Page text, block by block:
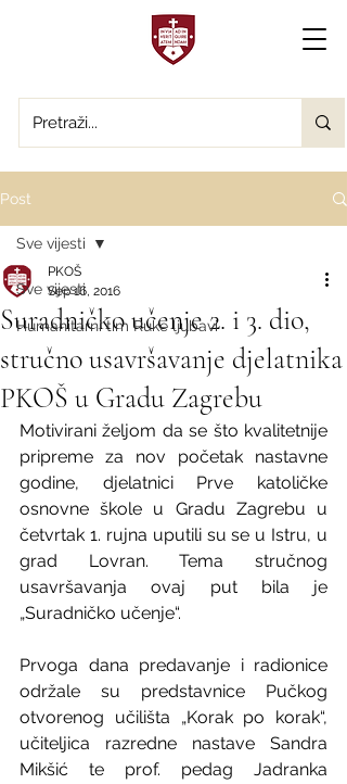
Post
Sve vijesti
Humanitarni tim Ruke ljubavi
Sve vijesti
Suradničko učenje 2. i 3. dio,
stručno usavršavanje djelatnika
PKOŠ u Gradu Zagrebu
PKOŠ
Sep 16, 2016
Motivirani željom da se što kvalitetnije
pripreme za nov početak nastavne
godine, djelatnici Prve katoličke
osnovne škole u Gradu Zagrebu u
četvrtak 1. rujna uputili su se u Istru, u
grad Lovran. Tema stručnog
usavršavanja ovaj put bila je
„Suradničko učenje“.
Prvoga dana predavanje i radionice
održale su predstavnice Pučkog
otvorenog učilišta „Korak po korak“,
učiteljica razredne nastave Sandra
Mikšić te prof. pedag Jadranka